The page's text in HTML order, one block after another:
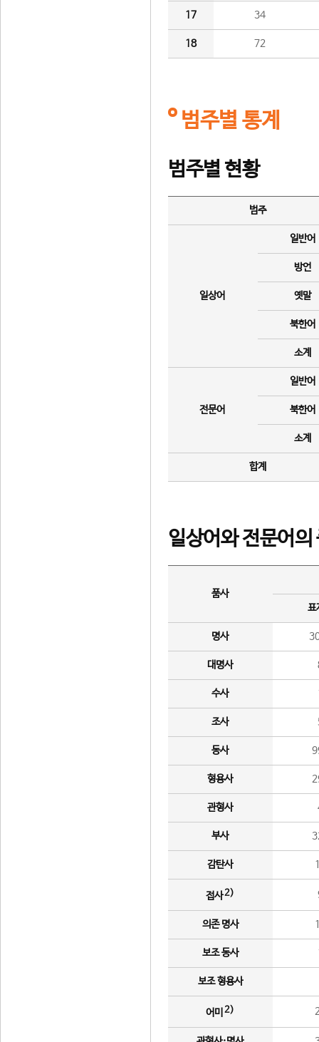
17 34
18 72
범주별 통계
범주별 현황
범주
일상어
일반어
방언
옛말
북한어
소계
전문어
일반어
북한어
소계
합계
일상어와 전문어의
품사
표
명사
대명사
수사
조사
동사
형용사
관형사
부사
감탄사
접사2)
의존 명사
보조 동사
보조 형용사
어미 2)